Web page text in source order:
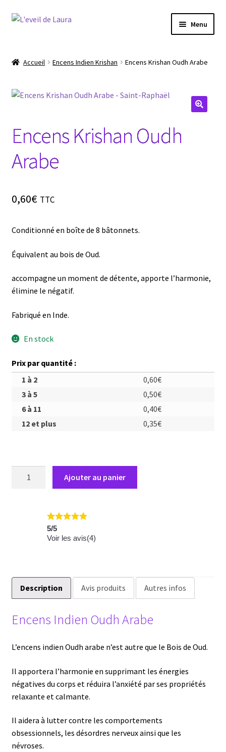
Aller
navigation
Aller
Menu
le
Le Reiki
La méditation
Accueil Encens Indien Krishan Encens Krishan Oudh Arabe
Encens Krishan Oudh
Arabe
0,60€ TTC
Conditionné en boîte de 8 bâtonnets.
Équivalent au bois de Oud.
accompagne un moment de détente, apporte l’harmonie,
élimine le négatif.
Fabriqué en Inde.
En stock
Prix par quantité :
1 à 2
0,60€
3 à 5
0,50€
6 à 11
0,40€
12 et plus
0,35€
Ajouter au panier
5/5
Voir les avis(4)
Description Avis produits Autres infos
Encens Indien Oudh Arabe
L’encens indien Oudh arabe n’est autre que le Bois de Oud.
Il apportera l’harmonie en supprimant les énergies
négatives du corps et réduira l’anxiété par ses propriétés
relaxante et calmante.
Il aidera à lutter contre les comportements
obsessionnels, les désordres nerveux ainsi que les
névroses.